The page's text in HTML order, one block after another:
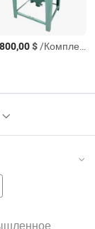
$/Комплект